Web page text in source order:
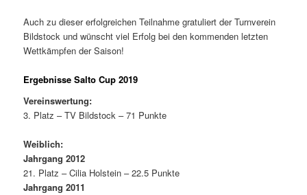
Auch zu dieser erfolgreichen Teilnahme gratuliert der Turnverein
Bildstock und wünscht viel Erfolg bei den kommenden letzten
Wettkämpfen der Saison!
Ergebnisse Salto Cup 2019
Vereinswertung:
3. Platz – TV Bildstock – 71 Punkte
Weiblich:
Jahrgang 2012
21. Platz – Cilia Holstein – 22.5 Punkte
Jahrgang 2011